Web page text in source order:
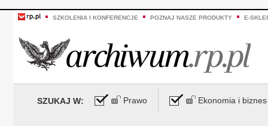
SZKOLENIA I KONFERENCJE POZNAJ NASZE PRODUKTY E-
SZUKAJ W: Prawo Ekonomia i biznes